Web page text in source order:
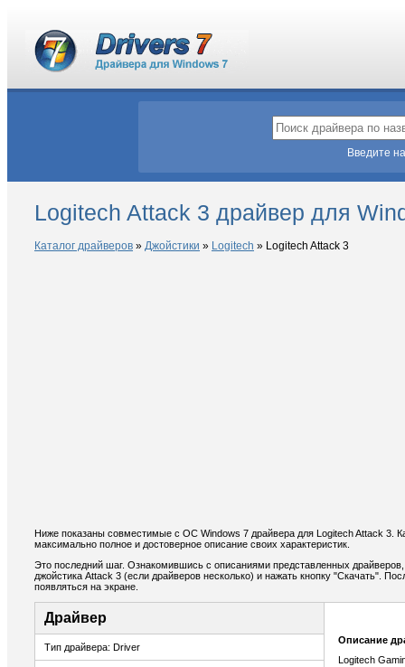
Введите
Logitech Attack 3 драйвер для
Каталог драйверов » Джойстики » Logitech » Logitech Attack 3
Ниже показаны совместимые с ОС Windows 7 драйвера для Logitech Attack 3.
максимально полное и достоверное описание своих характеристик.
Это последний шаг. Ознакомившись с описаниями представленных
джойстика Attack 3 (если драйверов несколько) и нажать кнопку "Скачать".
появляться на экране.
Драйвер
Тип драйвера: Driver
Описание
Logitech